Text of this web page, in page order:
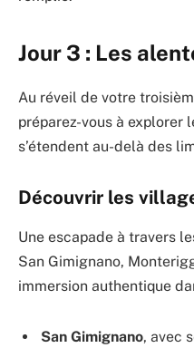
Jour 3 : Les
Au réveil de votre
préparez-vous à explorer
s’étendent au-delà des
Découvrir les
Une escapade à travers
San Gimignano,
immersion authentique
San Gimignano, avec